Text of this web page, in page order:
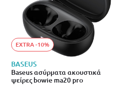
EXTRA -10%
BASEUS
Baseus ασύρματα ακουστικά
ψείρες bowie ma20 pro